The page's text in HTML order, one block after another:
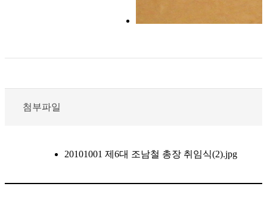
첨부파일
20101001 제6대 조남철 총장 취임식(2).jpg